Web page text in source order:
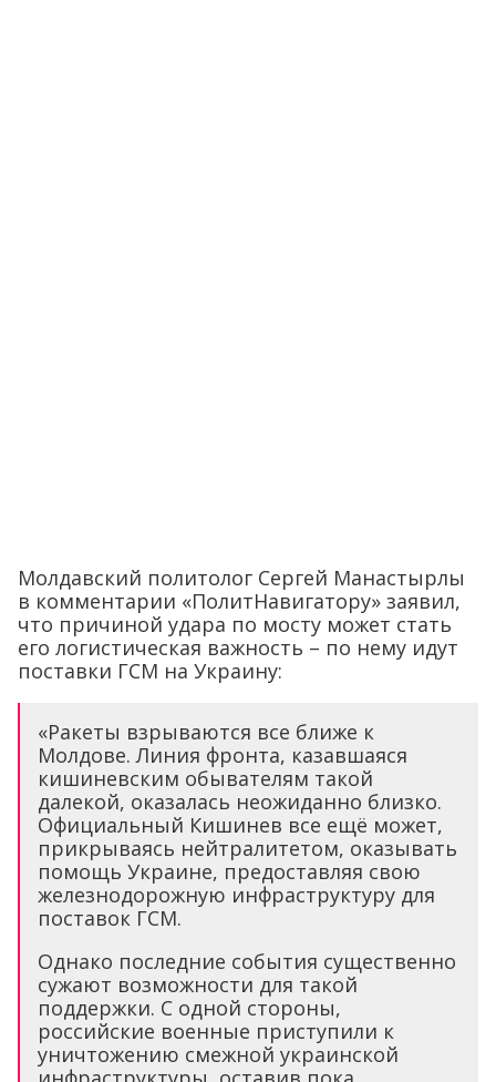
Молдавский политолог Сергей Манастырлы
в комментарии «ПолитНавигатору» заявил,
что причиной удара по мосту может стать
его логистическая важность – по нему идут
поставки ГСМ на Украину:
«Ракеты взрываются все ближе к
Молдове. Линия фронта, казавшаяся
кишиневским обывателям такой
далекой, оказалась неожиданно близко.
Официальный Кишинев все ещё может,
прикрываясь нейтралитетом, оказывать
помощь Украине, предоставляя свою
железнодорожную инфраструктуру для
поставок ГСМ.
Однако последние события существенно
сужают возможности для такой
поддержки. С одной стороны,
российские военные приступили к
уничтожению смежной украинской